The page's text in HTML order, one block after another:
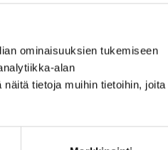
ominaisuuksien tukemiseen
alan
tietoja muihin tietoihin, joita
valintaan